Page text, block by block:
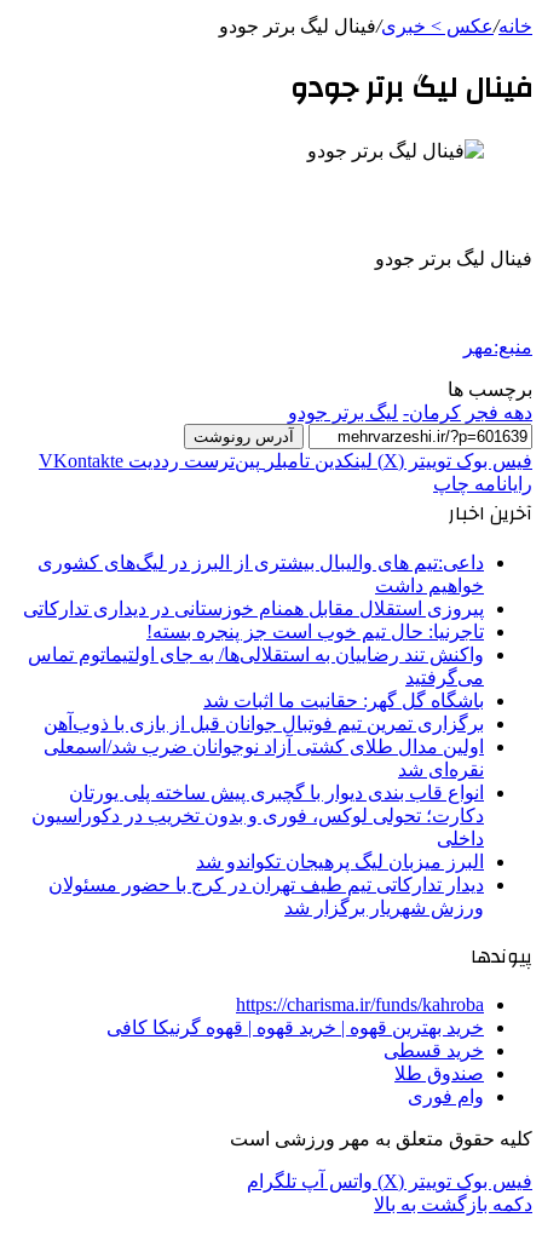
خانه/عکس > خبری/فینال لیگ برتر جودو
فینال لیگ برتر جودو
فینال لیگ برتر جودو
منبع:مهر
برچسب ها
دهه فجر کرمان- لیگ برتر جودو
آدرس رونوشت
فیس بوک توییتر (X) لینکدین ‫تامبلر ‫پین‌ترست ‫رددیت ‫VKontakte
رایانامه چاپ
آخرین اخبار
داعی:تیم های والیبال بیشتری از البرز در لیگ‌های کشوری
خواهیم داشت
پیروزی استقلال مقابل همنام خوزستانی در دیداری تدارکاتی
تاجرنیا: حال تیم خوب است جز پنجره بسته!
واکنش تند رضاییان به استقلالی‌ها/ به جای اولتیماتوم تماس
می‌گرفتید
باشگاه گل گهر: حقانیت ما اثبات شد
برگزاری تمرین تیم فوتبال جوانان قبل از بازی با ذوب‌آهن
اولین مدال طلای کشتی آزاد نوجوانان ضرب شد/اسمعلی
نقره‌ای شد
انواع قاب بندی دیوار با گچبری پیش ساخته پلی یورتان
دکارت؛ تحولی لوکس، فوری و بدون تخریب در دکوراسیون
داخلی
البرز میزبان لیگ پرهیجان تکواندو شد
دیدار تدارکاتی تیم طیف تهران در کرج با حضور مسئولان
ورزش شهریار برگزار شد
پیوندها
https://charisma.ir/funds/kahroba
خرید بهترین قهوه | خرید قهوه | قهوه گرنیکا کافی
خرید قسطی
صندوق طلا
وام فوری
کلیه حقوق متعلق به مهر ورزشی است
فیس بوک توییتر (X) واتس آپ تلگرام
دکمه بازگشت به بالا